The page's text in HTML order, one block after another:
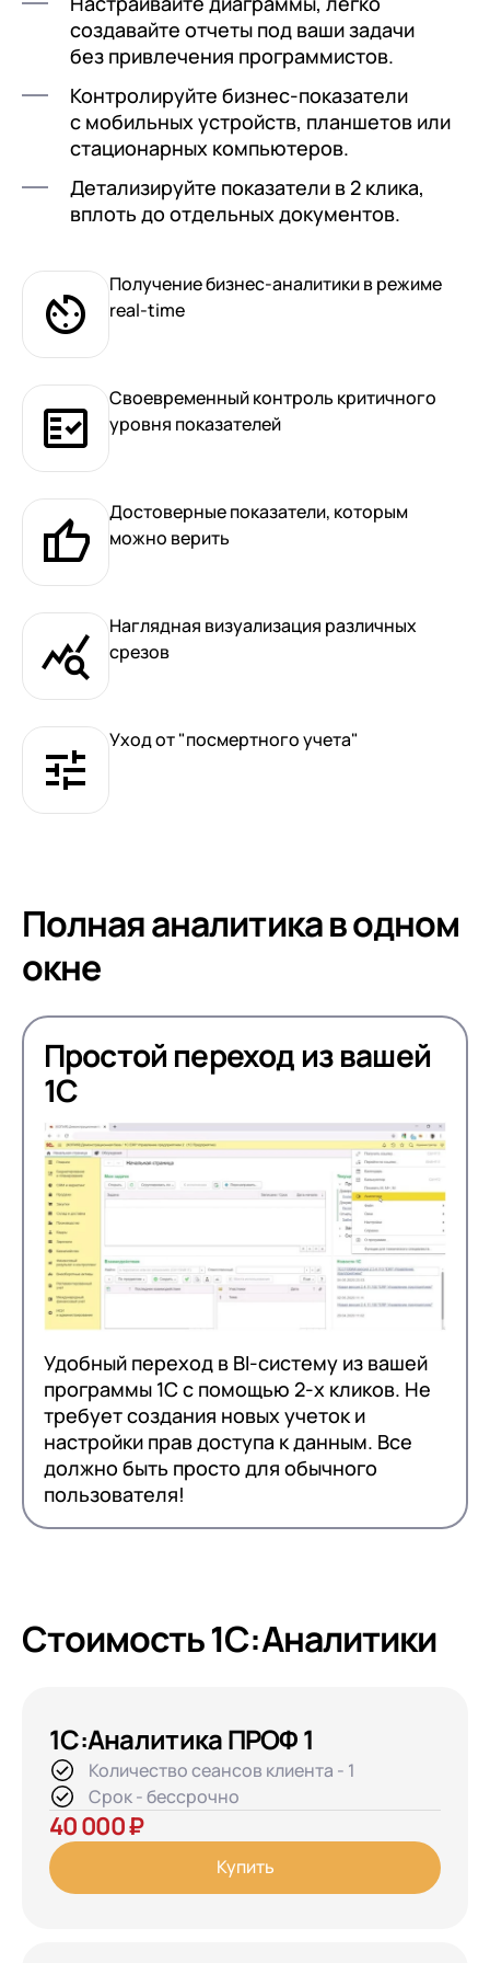
создавайте отчеты под ваши задачи
без привлечения программистов.
Контролируйте бизнес-показатели
с мобильных устройств, планшетов или
стационарных компьютеров.
Детализируйте показатели в 2 клика,
вплоть до отдельных документов.
Получение бизнес-аналитики в режиме
real-time
Своевременный контроль критичного
уровня показателей
Достоверные показатели, которым
можно верить
Наглядная визуализация различных
срезов
Уход от "посмертного учета"
Полная аналитика в одном
окне
Простой переход из вашей
1С
Удобный переход в BI-систему из вашей
программы 1С с помощью 2-х кликов. Не
требует создания новых учеток и
настройки прав доступа к данным. Все
должно быть просто для обычного
пользователя!
Стоимость 1С:Аналитики
1С:Аналитика ПРОФ 1
Количество сеансов клиента - 1
Срок - бессрочно
40 000 ₽
Купить
Переход с Terrasoft CRM на 1С:CRM или
1С-Битрикс 24
документооборот (КЭДО)
1С:Кабинет сотрудника
Внутренний документооборот (СЭД)
1С:Документооборот 8
Управление финансами (FRP)
1С:Управление холдингом
Отраслевые решения
Легкая логистика
Бизнес-аналитика (BI)
1С:Аналитика
Управление взаимоотношениями с
клиентами (CRM)
1С:CRM
Лицензии 1С
Сервисы 1С
1С-ЭДО
1С:Контрагент
1С-Отчетность
1С:Фреш
Прочие отрасли
Контакты
Релокация
Грейды
Истории успеха
Отзывы сотрудников